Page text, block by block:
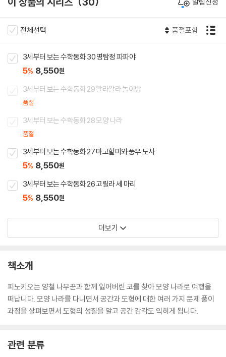
전체선택 품절포함
3세부터 보는 수학동화 30 명탐정 파파야
5% 8,550원
3세부터 보는 수학동화 29 왈라왈라 놀이방
품절
3세부터 보는 수학동화 28 모양 나라
품절
3세부터 보는 수학동화 27 마고할미와 풍우 도사
5% 8,550원
3세부터 보는 수학동화 26 고릴라 세 마리
5% 8,550원
더보기
책소개
피노키오는 양철 나무꾼과 함께 잃어버린 코를 찾아 모양 나라로 여행을
떠납니다. 모양 나라를 다니면서 공간과 도형에 대한 여러 가지 문제 풀이
과정을 살펴보면서 도형의 성질을 알고 공간 감각도 익히게 됩니다.
관련 분류